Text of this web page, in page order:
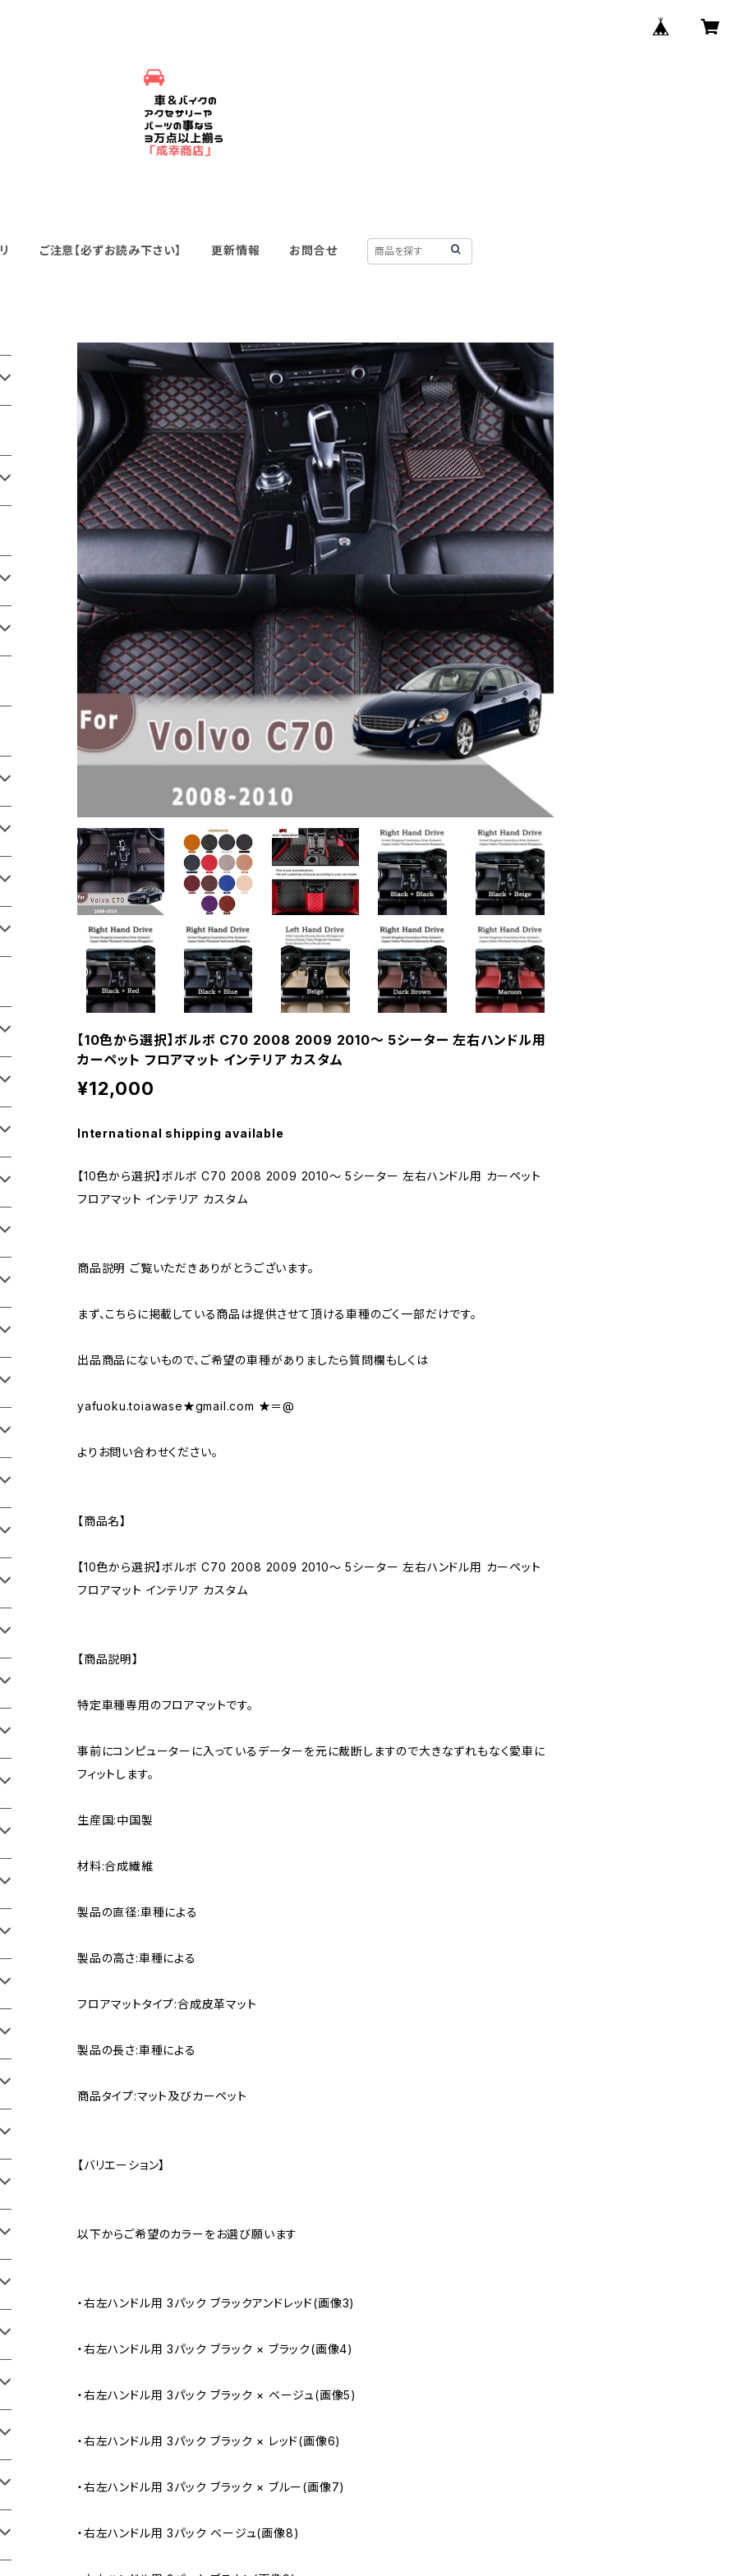
ご注意【必ずお読み下さい】 更新情報 お問合せ
【10色から選択】ボルボ C70 2008 2009 2010～ 5シーター 左右ハンドル用
カーペット フロアマット インテリア カスタム
¥12,000
International shipping available
【10色から選択】ボルボ C70 2008 2009 2010～ 5シーター 左右ハンドル用 カーペット
フロアマット インテリア カスタム
商品説明 ご覧いただきありがとうございます。
まず、こちらに掲載している商品は提供させて頂ける車種のごく一部だけです。
出品商品にないもので、ご希望の車種がありましたら質問欄もしくは
yafuoku.toiawase★gmail.com ★＝@
よりお問い合わせください。
【商品名】
【10色から選択】ボルボ C70 2008 2009 2010～ 5シーター 左右ハンドル用 カーペット
フロアマット インテリア カスタム
【商品説明】
特定車種専用のフロアマットです。
事前にコンピューターに入っているデーターを元に裁断しますので大きなずれもなく愛車に
フィットします。
生産国:中国製
材料:合成繊維
製品の直径:車種による
製品の高さ:車種による
フロアマットタイプ:合成皮革マット
製品の長さ:車種による
商品タイプ:マット及びカーペット
【バリエーション】
以下からご希望のカラーをお選び願います
・右左ハンドル用 3パック ブラックアンドレッド(画像3)
・右左ハンドル用 3パック ブラック × ブラック(画像4)
・右左ハンドル用 3パック ブラック × ベージュ(画像5)
・右左ハンドル用 3パック ブラック × レッド(画像6)
・右左ハンドル用 3パック ブラック × ブルー(画像7)
・右左ハンドル用 3パック ベージュ(画像8)